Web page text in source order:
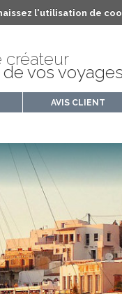
l'utilisation de
créateur
de vos
AVIS CLIENT